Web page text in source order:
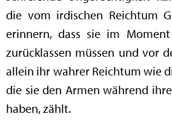
die vom irdischen Reichtum
erinnern, dass sie im
zurücklassen müssen und vor
allein ihr wahrer Reichtum wie
die sie den Armen während
haben, zählt.